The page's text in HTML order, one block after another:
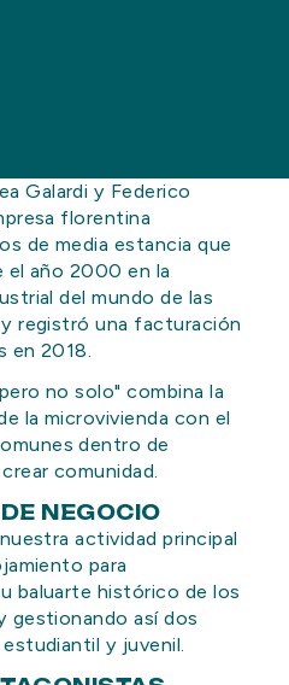
Galardi y Federico
florentina
de media estancia que
el año 2000 en la
del mundo de las
registró una facturación
en 2018.
no solo" combina la
la microvivienda con el
dentro de
comunidad.
NEGOCIO
actividad principal
para
baluarte histórico de los
gestionando así dos
y juvenil.